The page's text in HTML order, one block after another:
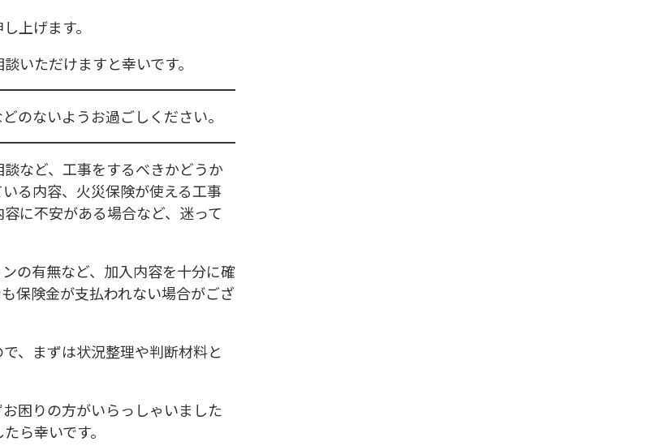
上げます。
いただけますと幸いです。
のないようお過ごしください。
など、工事をするべきかどうか
る内容、火災保険が使える工事
に不安がある場合など、迷って
の有無など、加入内容を十分に確
保険金が支払われない場合がござ
、まずは状況整理や判断材料と
困りの方がいらっしゃいました
ら幸いです。